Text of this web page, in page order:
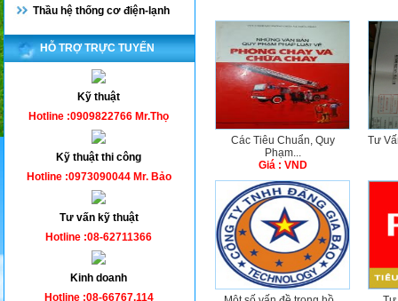
Thầu hệ thống cơ điện-lạnh
HỖ TRỢ TRỰC TUYẾN
Kỹ thuật
Hotline :0909822766 Mr.Thọ
Kỹ thuật thi công
Hotline :0973090044 Mr. Bảo
Tư vấn kỹ thuật
Hotline :08-62711366
Kinh doanh
Hotline :08-66767.114
Các Tiêu Chuẩn, Quy
Phạm...
Giá : VND
Tư